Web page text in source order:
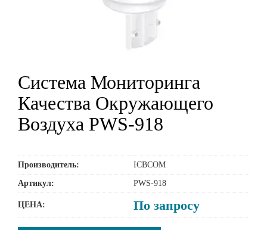
Система Мониторинга
Качества Окружающего
Воздуха PWS-918
Производитель: ICBCOM
Артикул: PWS-918
ЦЕНА: По запросу